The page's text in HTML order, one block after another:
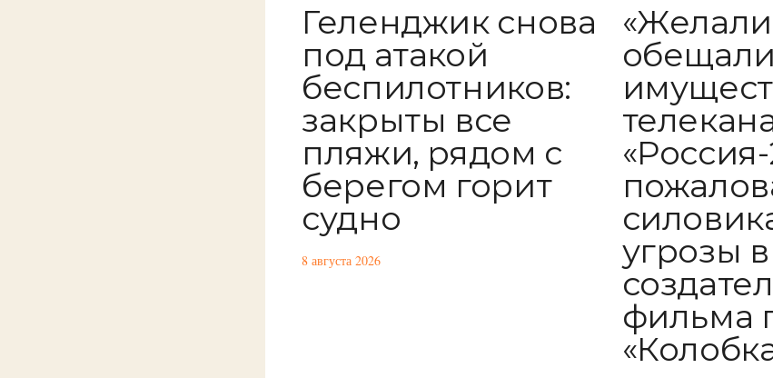
Геленджик снова
под атакой
беспилотников:
закрыты все
пляжи, рядом с
берегом горит
судно
8 августа 2026
угрозы
фильма